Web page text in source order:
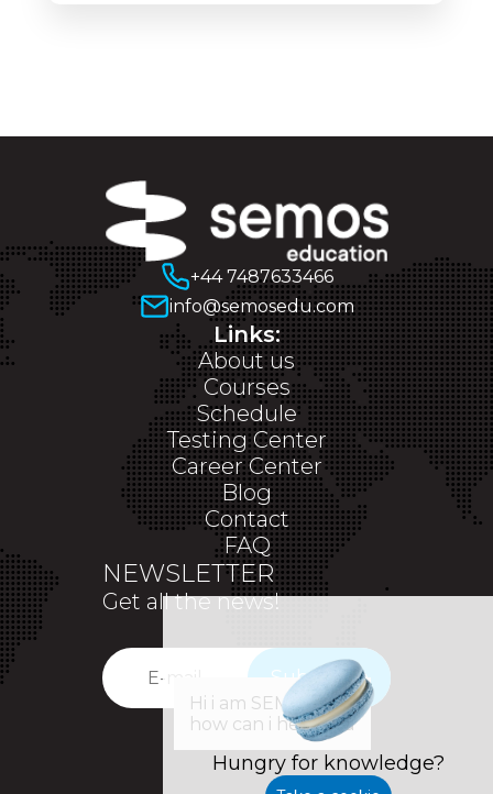
✕
Hi i am SEM,
how can i help you
Hungry for knowledge?
+44 7487633466
info@semosedu.com
Links:
About us
Courses
Schedule
Testing Center
Career Center
Blog
Contact
FAQ
NEWSLETTER
Get all the news!
Subscribe